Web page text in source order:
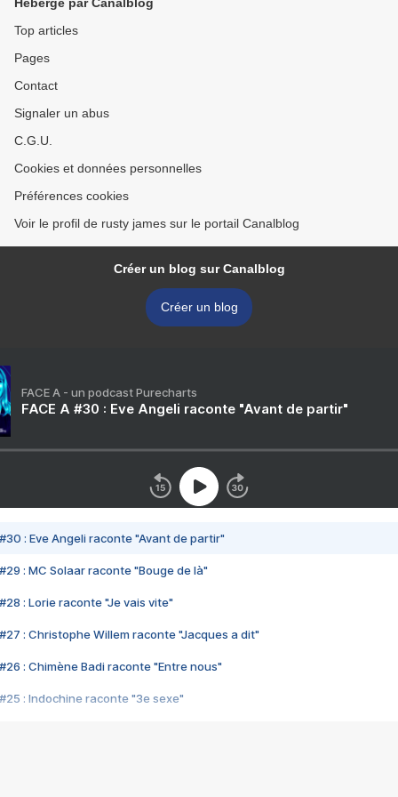
Top articles
Pages
Contact
Signaler un abus
C.G.U.
Cookies et données personnelles
Préférences cookies
Voir le profil de rusty james sur le portail Canalblog
Créer un blog sur Canalblog
Créer un blog
FACE A - un podcast Purecharts
FACE A #30 : Eve Angeli raconte "Avant de partir"
#30 : Eve Angeli raconte "Avant de partir"
#29 : MC Solaar raconte "Bouge de là"
#28 : Lorie raconte "Je vais vite"
#27 : Christophe Willem raconte "Jacques a dit"
#26 : Chimène Badi raconte "Entre nous"
#25 : Indochine raconte "3e sexe"